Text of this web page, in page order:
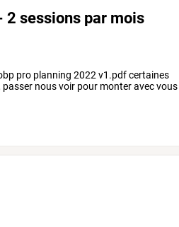
sessions par mois
pro planning 2022 v1.pdf certaines
nous voir pour monter avec vous